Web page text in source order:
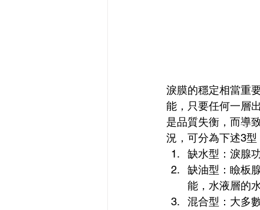
淚膜的穩定相當重
能，只要任何一層
是品質失衡，而導
況，可分為下述3型
缺水型：淚腺
缺油型：瞼板
能，水液層的
混合型：大多